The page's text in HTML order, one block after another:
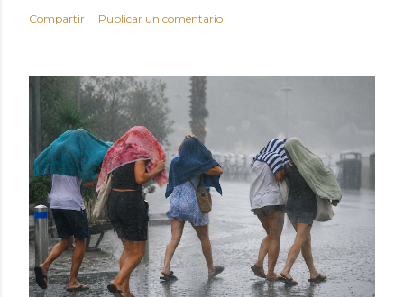
Compartir Publicar un comentario